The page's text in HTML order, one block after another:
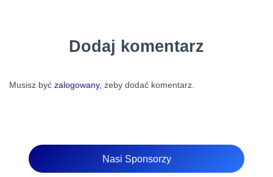
Dodaj komentarz
Musisz być zalogowany, żeby dodać komentarz.
Nasi Sponsorzy